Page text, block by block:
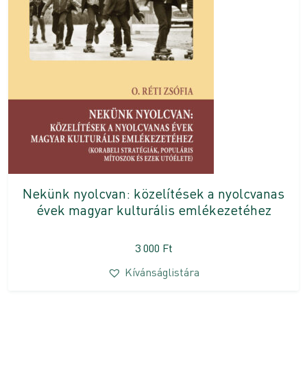
Nekünk nyolcvan: közelítések a nyolcvanas
évek magyar kulturális emlékezetéhez
3 000 Ft
Kívánságlistára